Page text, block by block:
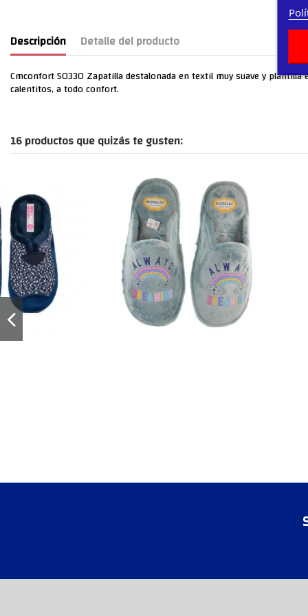
Descripción Detalle del producto
Cmconfort 50330 Zapatilla destalonada en textil muy suave y
calentitos, a todo confort.
16 productos que quizás te gusten: